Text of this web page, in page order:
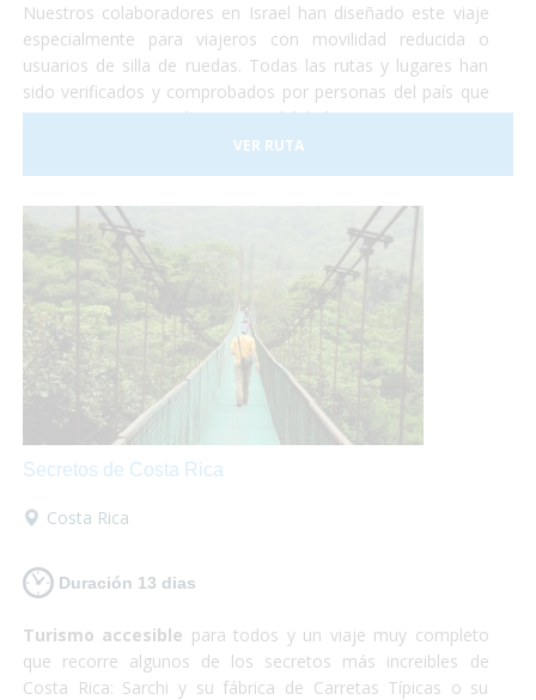
Nuestros colaboradores en Israel han diseñado este viaje
especialmente para viajeros con movilidad reducida o
usuarios de silla de ruedas. Todas las rutas y lugares han
sido verificados y comprobados por personas del país que
nos garantizan su máxima accesibilidad!
VER RUTA
Secretos de Costa Rica
Costa Rica
Duración 13 dias
Turismo accesible para todos y un viaje muy completo
que recorre algunos de los secretos más increibles de
Costa Rica: Sarchi y su fábrica de Carretas Típicas o su